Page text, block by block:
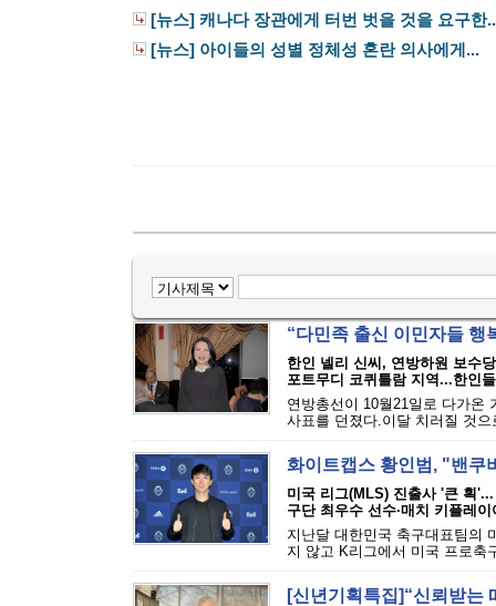
[뉴스] 캐나다 장관에게 터번 벗을 것을 요구한
[뉴스] 아이들의 성별 정체성 혼란 의사에게...
“다민족 출신 이민자들 행
한인 넬리 신씨, 연방하원 보수
포트무디 코퀴틀람 지역...한인
연방총선이 10월21일로 다가온
사표를 던졌다.이달 치러질 것
화이트캡스 황인범, "밴쿠
미국 리그(MLS) 진출사 '큰 획
구단 최우수 선수·매치 키플레
지난달 대한민국 축구대표팀의
지 않고 K리그에서 미국 프로축
[신년기획특집]“신뢰받는